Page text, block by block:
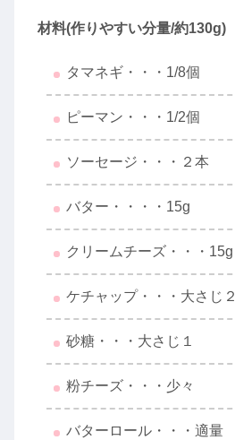
材料(作りやすい分量/約130g)
タマネギ・・・1/8個
ピーマン・・・1/2個
ソーセージ・・・２本
バター・・・・15g
クリームチーズ・・・15g
ケチャップ・・・大さじ２
砂糖・・・大さじ１
粉チーズ・・・少々
バターロール・・・適量